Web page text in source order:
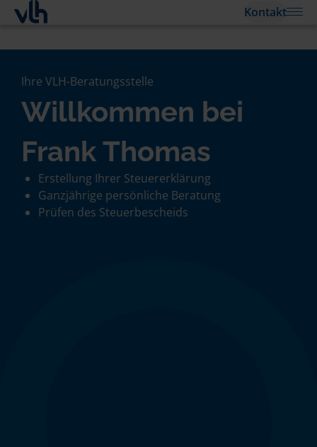
Kontakt
Ihre VLH-Beratungsstelle
Willkommen bei
Frank Thomas
Erstellung Ihrer Steuererklärung
Ganzjährige persönliche Beratung
Prüfen des Steuerbescheids